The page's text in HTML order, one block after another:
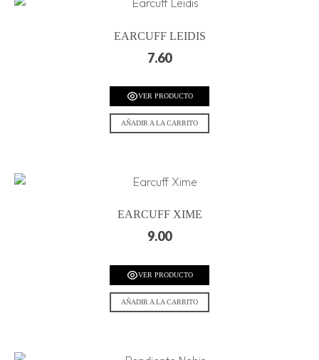
EARCUFF LEIDIS
7.60
VER PRODUCTO
AÑADIR A LA CARRITO
EARCUFF XIME
9.00
VER PRODUCTO
AÑADIR A LA CARRITO